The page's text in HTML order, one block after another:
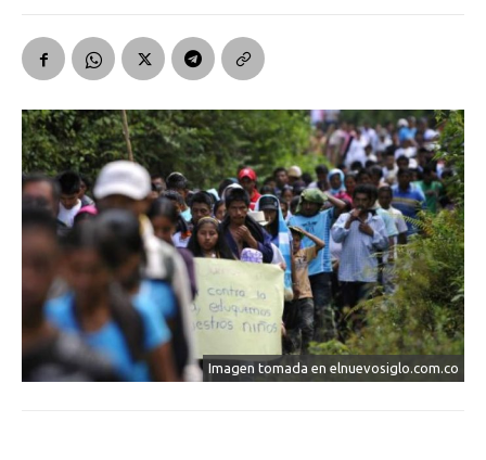
Imagen tomada en elnuevosiglo.com.co